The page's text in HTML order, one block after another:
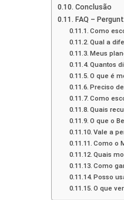
Conclusão
FAQ –
Como
Qual a
Meus
Quantos
O que é
Preciso
Como
Quais
O que o
Vale a
Como o
Quais
Como
Posso
O que